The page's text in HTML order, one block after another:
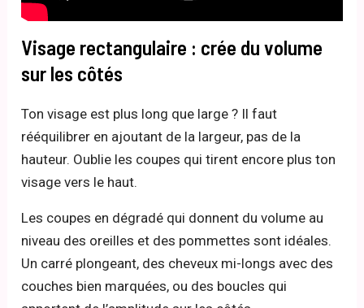
Visage rectangulaire : crée du volume
sur les côtés
Ton visage est plus long que large ? Il faut
rééquilibrer en ajoutant de la largeur, pas de la
hauteur. Oublie les coupes qui tirent encore plus ton
visage vers le haut.
Les coupes en dégradé qui donnent du volume au
niveau des oreilles et des pommettes sont idéales.
Un carré plongeant, des cheveux mi-longs avec des
couches bien marquées, ou des boucles qui